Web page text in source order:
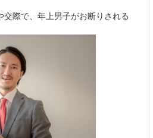
際で、年上男子がお断りされる